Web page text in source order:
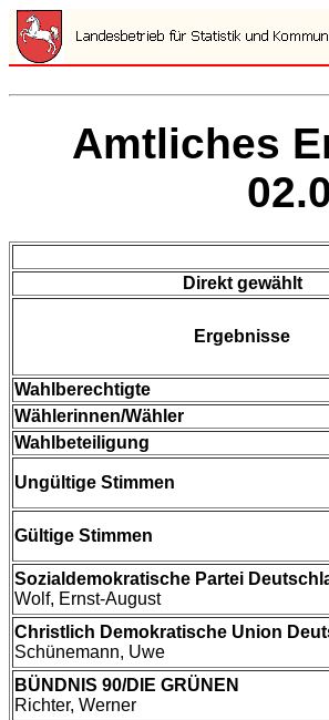
Amtliches
Direkt gewählt
Ergebnisse
Wahlberechtigte
Wählerinnen/Wähler
Wahlbeteiligung
Ungültige Stimmen
Gültige Stimmen
Sozialdemokratische Partei
Wolf, Ernst-August
Christlich Demokratische Union
Schünemann, Uwe
BÜNDNIS 90/DIE GRÜNEN
Richter, Werner